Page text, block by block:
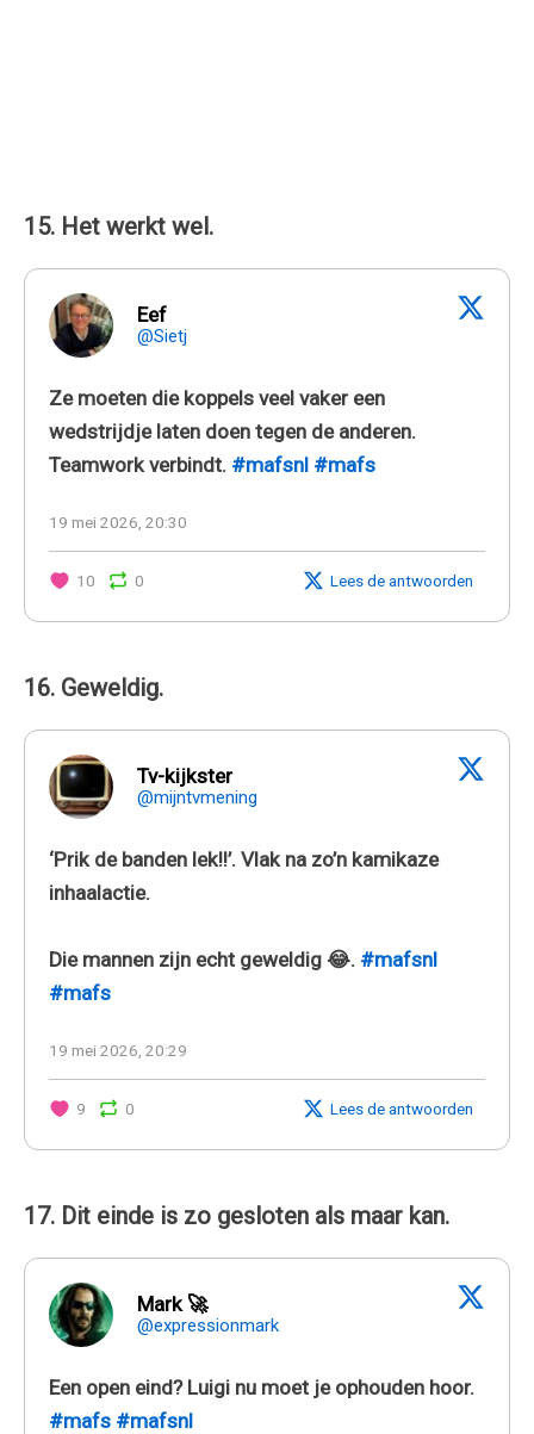
15. Het werkt wel.
Eef
@Sietj
Ze moeten die koppels veel vaker een
wedstrijdje laten doen tegen de anderen.
Teamwork verbindt. #mafsnl #mafs
19 mei 2026, 20:30
10 0 Lees de antwoorden
16. Geweldig.
Tv-kijkster
@mijntvmening
‘Prik de banden lek!!’. Vlak na zo’n kamikaze
inhaalactie.
Die mannen zijn echt geweldig 😂. #mafsnl
#mafs
19 mei 2026, 20:29
9 0 Lees de antwoorden
17. Dit einde is zo gesloten als maar kan.
Mark 🚀
@expressionmark
Een open eind? Luigi nu moet je ophouden hoor.
#mafs #mafsnl